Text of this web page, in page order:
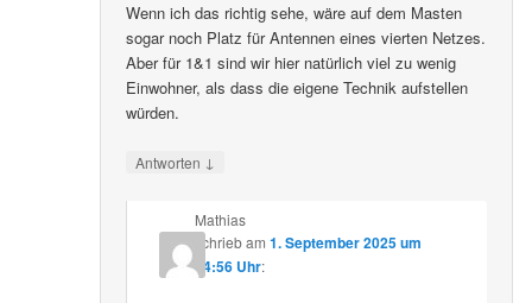
Wenn ich das richtig sehe, wäre auf dem Masten
sogar noch Platz für Antennen eines vierten Netzes.
Aber für 1&1 sind wir hier natürlich viel zu wenig
Einwohner, als dass die eigene Technik aufstellen
würden.
Antworten ↓
Mathias
schriebam 1. September 2025 um
14:56 Uhr: